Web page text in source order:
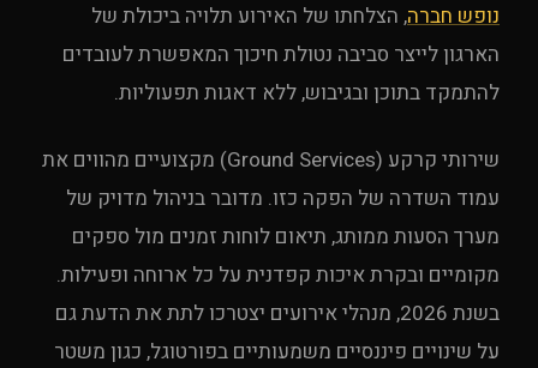
נופש חברה, הצלחתו של האירוע תלויה ביכולת של
הארגון לייצר סביבה נטולת חיכוך המאפשרת לעובדים
להתמקד בתוכן ובגיבוש, ללא דאגות תפעוליות.
שירותי קרקע (Ground Services) מקצועיים מהווים את
עמוד השדרה של הפקה כזו. מדובר בניהול מדויק של
מערך הסעות ממותג, תיאום לוחות זמנים מול ספקים
מקומיים ובקרת איכות קפדנית על כל ארוחה ופעילות.
בשנת 2026, מנהלי אירועים יצטרכו לתת את הדעת גם
על שינויים פיננסיים משמעותיים בפורטוגל, כגון משטר